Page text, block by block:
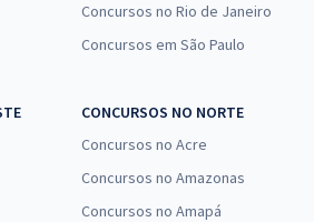
Concursos no Rio de Janeiro
Concursos em São Paulo
CONCURSOS NO NORTE
Concursos no Acre
Concursos no Amazonas
Concursos no Amapá